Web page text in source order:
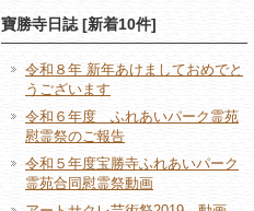
寶勝寺日誌 [新着10件]
令和８年 新年あけましておめでと
うございます
令和６年度 ふれあいパーク霊苑
慰霊祭のご報告
令和５年度宝勝寺ふれあいパーク
霊苑合同慰霊祭動画